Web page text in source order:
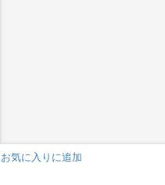
お気に入りに追加